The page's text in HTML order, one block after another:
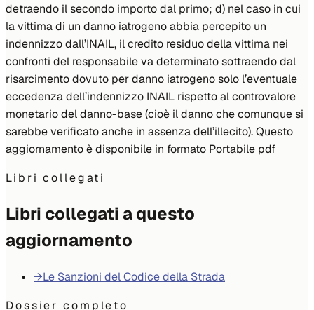
detraendo il secondo importo dal primo; d) nel caso in cui
la vittima di un danno iatrogeno abbia percepito un
indennizzo dall’INAIL, il credito residuo della vittima nei
confronti del responsabile va determinato sottraendo dal
risarcimento dovuto per danno iatrogeno solo l’eventuale
eccedenza dell’indennizzo INAIL rispetto al controvalore
monetario del danno-base (cioè il danno che comunque si
sarebbe verificato anche in assenza dell’illecito). Questo
aggiornamento è disponibile in formato Portabile pdf
Libri collegati
Libri collegati a questo
aggiornamento
→Le Sanzioni del Codice della Strada
Dossier completo